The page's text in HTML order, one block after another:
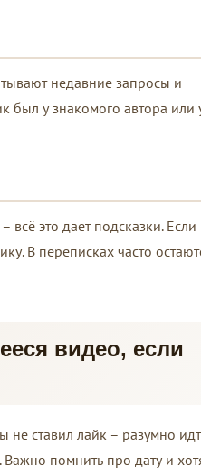
недавние запросы и
был у знакомого автора или
это дает подсказки. Если
В переписках часто
видео, если
не ставил лайк – разумно
Важно помнить про дату и